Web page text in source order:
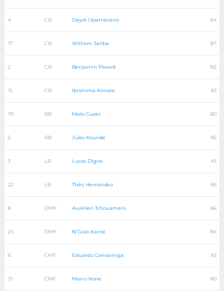
4 CB Dayot Upamecano 84
17 CB William Saliba 87
2 CB Benjamin Pavard 82
15 CB Ibrahima Konaté 83
19 RB Malo Gusto 80
5 RB Jules Koundé 85
3 LB Lucas Digne 81
22 LB Théo Hernández 85
8 DMF Aurélien Tchouaméni 86
25 DMF N'Golo Kanté 84
6 CMF Eduardo Camavinga 83
13 CMF Manu Koné 80